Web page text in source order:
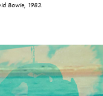
Bowie, 1983.